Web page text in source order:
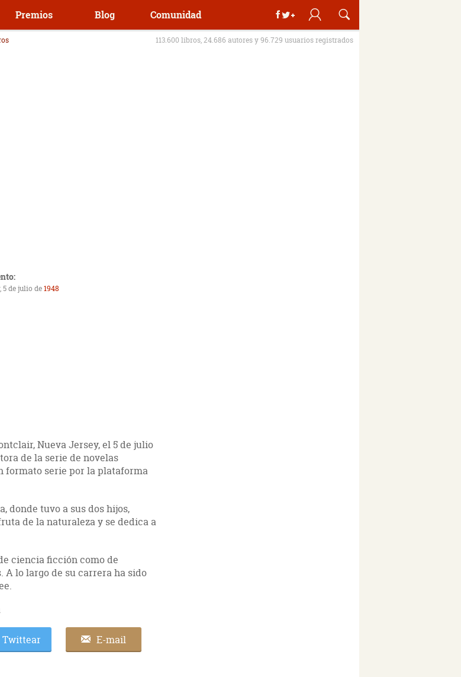
Premios Blog Comunidad
113.600 libros, 24.686 autores y 96.729 usuarios registrados
de julio de1948
Nueva Jersey, el 5 de julio
de la serie de novelas
formato serie por la plataforma
donde tuvo a sus dos hijos,
de la naturaleza y se dedica a
ciencia ficción como de
lo largo de su carrera ha sido
Twittear E-mail